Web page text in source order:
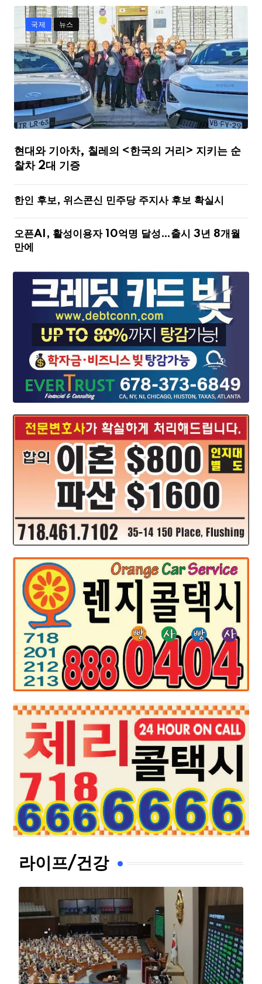
국제 뉴스
현대와 기아차, 칠레의 <한국의 거리> 지키는 순
찰차 2대 기증
한인 후보, 위스콘신 민주당 주지사 후보 확실시
오픈AI, 활성이용자 10억명 달성…출시 3년 8개월
만에
라이프/건강